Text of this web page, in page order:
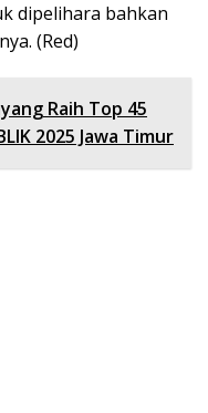
dipelihara bahkan
(Red)
Raih Top 45
2025 Jawa Timur